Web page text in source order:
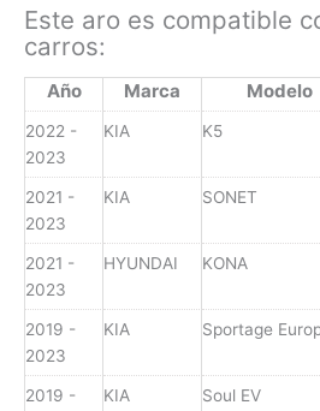
Este aro es compatible
carros:
Año Marca Modelo
2022 -
2023
KIA K5
2021 -
2023
KIA SONET
2021 -
2023
HYUNDAI KONA
2019 -
2023
KIA Sportage
2019 -
KIA Soul EV